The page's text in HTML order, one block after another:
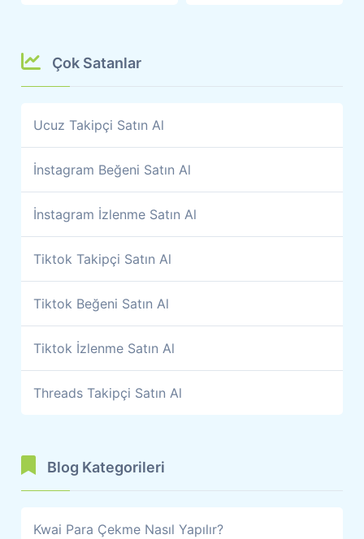
Çok Satanlar
Ucuz Takipçi Satın Al
İnstagram Beğeni Satın Al
İnstagram İzlenme Satın Al
Tiktok Takipçi Satın Al
Tiktok Beğeni Satın Al
Tiktok İzlenme Satın Al
Threads Takipçi Satın Al
Blog Kategorileri
Kwai Para Çekme Nasıl Yapılır?